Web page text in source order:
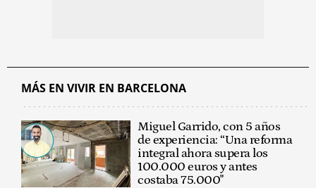
MÁS EN VIVIR EN BARCELONA
Miguel Garrido, con 5 años
de experiencia: “Una reforma
integral ahora supera los
100.000 euros y antes
costaba 75.000"